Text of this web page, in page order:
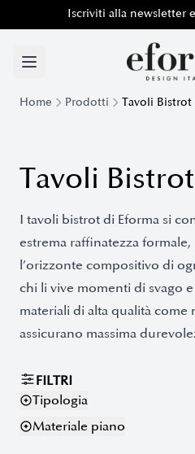
Iscriviti alla newsletter
Home Prodotti Tavoli Bistrot
Tavoli Bistrot
I tavoli bistrot di Eforma si
estrema raffinatezza
l’orizzonte compositivo di
chi li vive momenti di svago
materiali di alta qualità come
assicurano massima
FILTRI
Tipologia
Materiale piano